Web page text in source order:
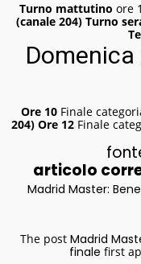
Turno mattutino ore
(canale 204) Turno
Ore 10 Finale
204) Ore 12Finale
articolo
Madrid Master:
The post Madrid
finale first